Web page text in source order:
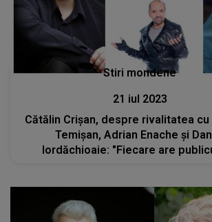
Stiri mondene
21 iul 2023
Cătălin Crișan, despre rivalitatea cu
Temișan, Adrian Enache și
Iordăchioaie: "Fiecare are